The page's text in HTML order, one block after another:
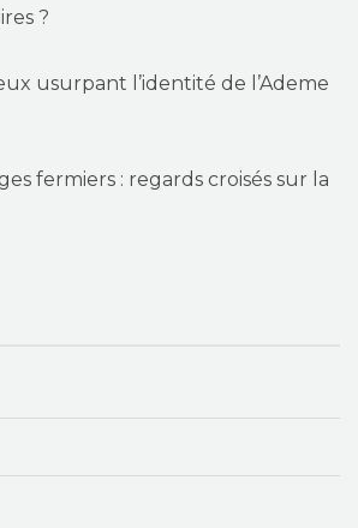
?
usurpant l’identité de l’Ademe
fermiers : regards croisés sur la